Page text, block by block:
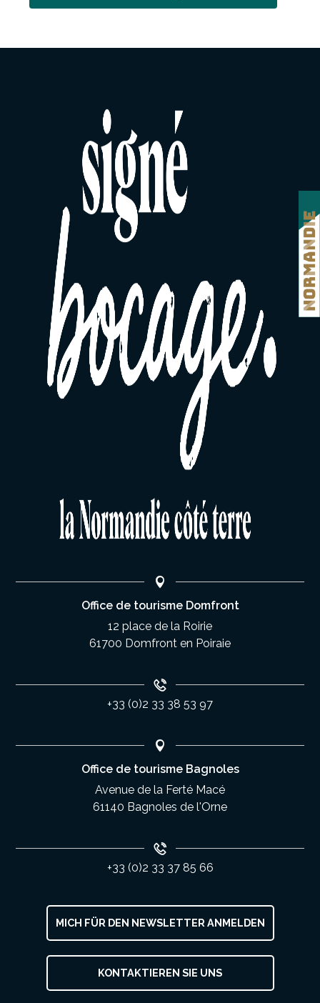
MICH FÜR DEN NEWSLETTER ANMELDEN
KONTAKTIEREN SIE UNS
Office de tourisme Domfront
12 place de la Roirie
61700 Domfront en Poiraie
+33 (0)2 33 38 53 97
Office de tourisme Bagnoles
Avenue de la Ferté Macé
61140 Bagnoles de l'Orne
+33 (0)2 33 37 85 66